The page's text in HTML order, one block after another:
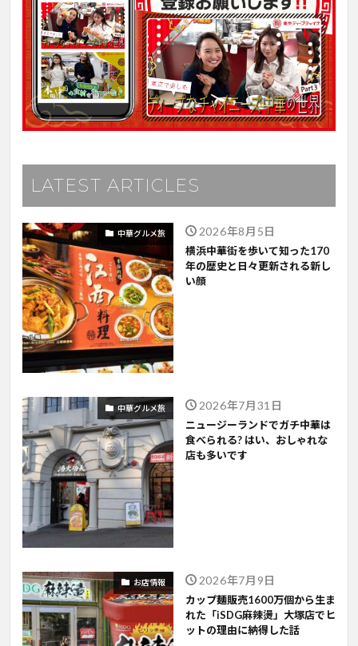
LATEST ARTICLES
中華グルメ旅 2026年8月5日
横浜中華街を歩いて知った170
年の歴史と日々更新される新し
い顔
中華グルメ旅 2026年7月31日
ニュージーランドでガチ中華は
食べられる? はい、おしゃれな
店も多いです
お店情報 2026年7月9日
カップ麺販売1600万個から生ま
れた「iSDG麻辣燙」大塚店でヒ
ットの理由に納得した話